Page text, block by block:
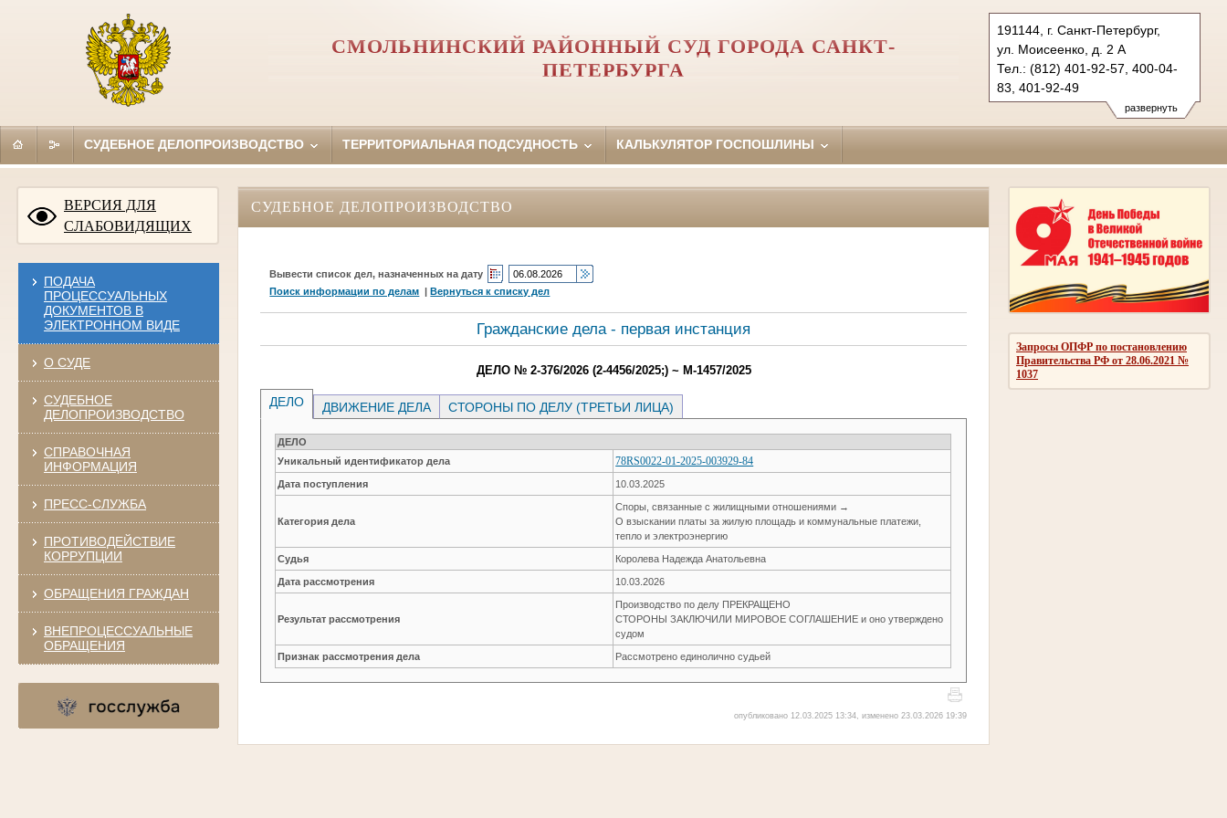
развернуть
191144, г. Санкт-Петербург,
ул. Моисеенко, д. 2 А
Тел.: (812) 401-92-57, 400-04-
83, 401-92-49
smolninsky.spb@sudrf.ru
СМОЛЬНИНСКИЙ РАЙОННЫЙ СУД ГОРОДА САНКТ-
ПЕТЕРБУРГА
СУДЕБНОЕ ДЕЛОПРОИЗВОДСТВО ТЕРРИТОРИАЛЬНАЯ ПОДСУДНОСТЬ КАЛЬКУЛЯТОР ГОСПОШЛИНЫ
ВЕРСИЯ ДЛЯ
СЛАБОВИДЯЩИХ
ПОДАЧА
ПРОЦЕССУАЛЬНЫХ
ДОКУМЕНТОВ В
ЭЛЕКТРОННОМ ВИДЕ
О СУДЕ
СУДЕБНОЕ
ДЕЛОПРОИЗВОДСТВО
СПРАВОЧНАЯ
ИНФОРМАЦИЯ
ПРЕСС-СЛУЖБА
ПРОТИВОДЕЙСТВИЕ
КОРРУПЦИИ
ОБРАЩЕНИЯ ГРАЖДАН
ВНЕПРОЦЕССУАЛЬНЫЕ
ОБРАЩЕНИЯ
Запросы ОПФР по постановлению
Правительства РФ от 28.06.2021 №
1037
СУДЕБНОЕ ДЕЛОПРОИЗВОДСТВО
Вывести список дел, назначенных на дату
Поиск информации по делам |Вернуться к списку дел
Гражданские дела - первая инстанция
ДЕЛО № 2-376/2026 (2-4456/2025;) ~ М-1457/2025
ДЕЛО ДВИЖЕНИЕ ДЕЛА СТОРОНЫ ПО ДЕЛУ (ТРЕТЬИ ЛИЦА)
ДЕЛО
Уникальный идентификатор дела
78RS0022-01-2025-003929-84
Дата поступления 10.03.2025
Категория дела
Споры, связанные с жилищными отношениями →
О взыскании платы за жилую площадь и коммунальные платежи,
тепло и электроэнергию
Судья Королева Надежда Анатольевна
Дата рассмотрения 10.03.2026
Результат рассмотрения
Производство по делу ПРЕКРАЩЕНО
СТОРОНЫ ЗАКЛЮЧИЛИ МИРОВОЕ СОГЛАШЕНИЕ и оно утверждено
судом
Признак рассмотрения дела Рассмотрено единолично судьей
опубликовано 12.03.2025 13:34, изменено 23.03.2026 19:39